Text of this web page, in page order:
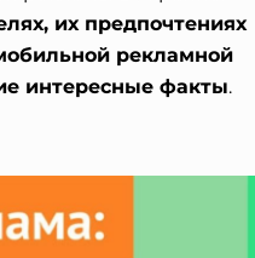
их предпочтениях
рекламной
интересные факты.